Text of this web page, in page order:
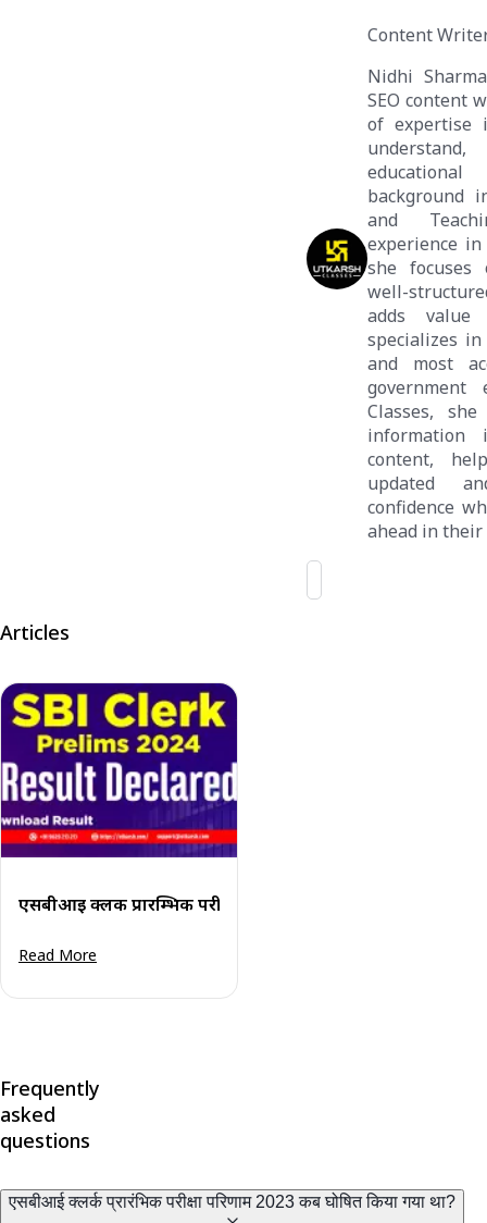
Content
Nidhi
SEO content
of expertise
background
and
experience in
she focuses
well-
adds value
specializes
and most
government
Classes,
information
content,
updated
confidence
ahead in their
Articles
एसबीआई क्लर्क प्रारम्भिक परीक्षा परिणाम 2024 (घोषित): डाउनलोड
Read More
Frequently
asked
questions
एसबीआई क्लर्क प्रारंभिक परीक्षा परिणाम 2023 कब घोषित किया गया था?